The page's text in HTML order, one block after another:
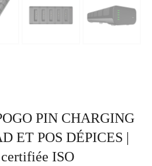
PIN CHARGING
ET POS DÉPICES |
ISO